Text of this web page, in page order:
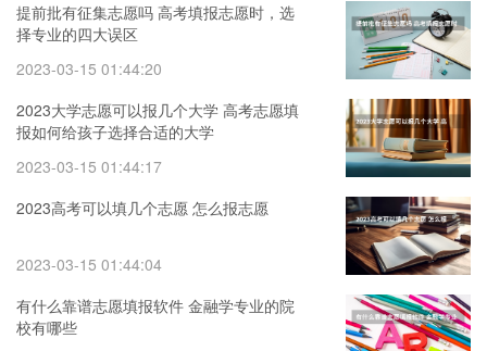
提前批有征集志愿吗 高考填报志愿时，选
择专业的四大误区
2023-03-15 01:44:20
2023大学志愿可以报几个大学 高考志愿填
报如何给孩子选择合适的大学
2023-03-15 01:44:17
2023高考可以填几个志愿 怎么报志愿
2023-03-15 01:44:04
有什么靠谱志愿填报软件 金融学专业的院
校有哪些